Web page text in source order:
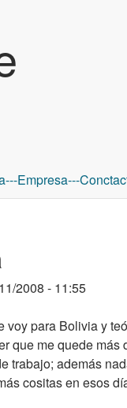
---Empresa---
2008 - 11:55
voy para Bolivia y
que me quede
trabajo; además
cositas en esos